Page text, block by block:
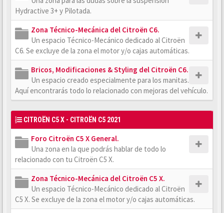
Hydractive 3+ y Pilotada.
Zona Técnico-Mecánica del Citroën C6.
Un espacio Técnico-Mecánico dedicado al Citroën
C6. Se excluye de la zona el motor y/o cajas automáticas.
Bricos, Modificaciones & Styling del Citroën C6.
Un espacio creado especialmente para los manitas.
Aquí encontrarás todo lo relacionado con mejoras del vehículo.
CITROËN C5 X - CITROËN C5 2021
Foro Citroën C5 X General.
Una zona en la que podrás hablar de todo lo
relacionado con tu Citroën C5 X.
Zona Técnico-Mecánica del Citroën C5 X.
Un espacio Técnico-Mecánico dedicado al Citroën
C5 X. Se excluye de la zona el motor y/o cajas automáticas.